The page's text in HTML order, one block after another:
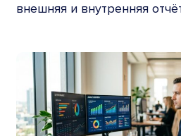
внешняя и внутренняя